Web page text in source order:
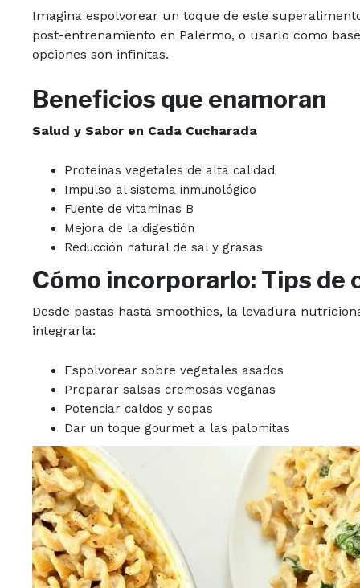
Imagina espolvorear un toque de este
post-entrenamiento en Palermo, o usarlo como
opciones son infinitas.
Beneficios que enamoran
Salud y Sabor en Cada Cucharada
Proteínas vegetales de alta calidad
Impulso al sistema inmunológico
Fuente de vitaminas B
Mejora de la digestión
Reducción natural de sal y grasas
Cómo incorporarlo: Tips de
Desde pastas hasta smoothies, la levadura
integrarla:
Espolvorear sobre vegetales asados
Preparar salsas cremosas veganas
Potenciar caldos y sopas
Dar un toque gourmet a las palomitas